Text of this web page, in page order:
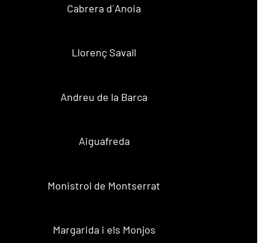
Cabrera d´Anoia
Llorenç Savall
Andreu de la Barca
Aiguafreda
Monistrol de Montserrat
Margarida i els Monjos